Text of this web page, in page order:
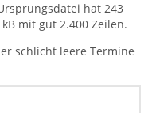
hat 243
mit gut 2.400 Zeilen.
schlicht leere Termine